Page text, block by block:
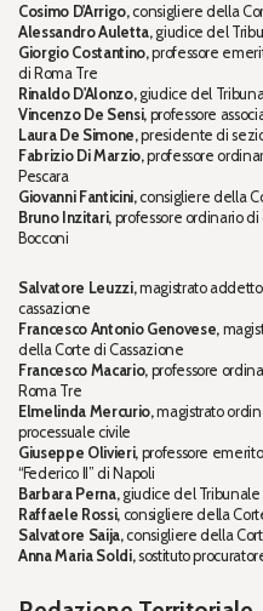
Cosimo D'Arrigo,consigliere della
Alessandro Auletta,giudice del
Giorgio Costantino,professore
di Roma Tre
Rinaldo D'Alonzo,giudice del
Vincenzo De Sensi,professore
Laura De Simone,presidente di
Fabrizio Di Marzio,professore
Pescara
Giovanni Fanticini,consigliere della
Bruno Inzitari, professore ordinario di
Bocconi
Salvatore Leuzzi,magistrato
cassazione
Francesco Antonio Genovese,
della Corte di Cassazione
Francesco Macario,professore
Roma Tre
Elmelinda Mercurio,magistrato
processuale civile
Giuseppe Olivieri,professore emerito
“Federico II” di Napoli
Barbara Perna,giudice del Tribunale
Raffaele Rossi, consigliere della
Salvatore Saija,consigliere della
Anna Maria Soldi,sostituto